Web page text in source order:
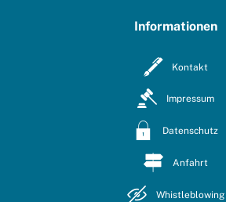
Informationen
Kontakt
Impressum
Datenschutz
Anfahrt
Whistleblowing